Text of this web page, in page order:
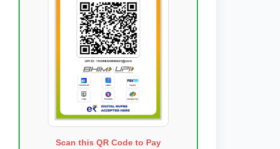
Scan this QR Code to Pay